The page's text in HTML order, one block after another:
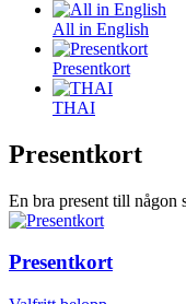
All in English
Presentkort
THAI
Presentkort
En bra present till någon
Presentkort